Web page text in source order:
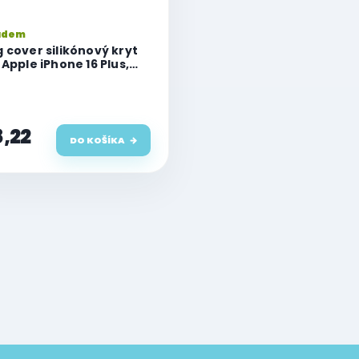
cover silikónový kryt
iPhone 16 Plus,
DO KOŠÍKA